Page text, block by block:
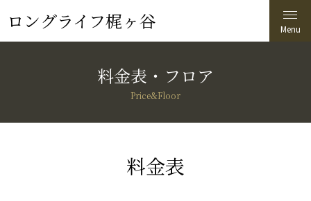
ロングライフ梶ヶ谷
料金表・フロア
Price&Floor
料金表